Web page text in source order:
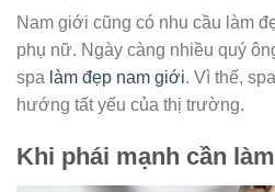
Nam giới cũng có nhu cầu làm
phụ nữ. Ngày càng nhiều quý
spa làm đẹp nam giới. Vì thế,
hướng tất yếu của thị trường.
Khi phái mạnh cần